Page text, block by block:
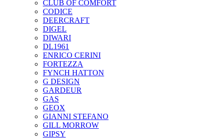
CLUB OF COMFORT
CODICE
DEERCRAFT
DIGEL
DIWARI
DL1961
ENRICO CERINI
FORTEZZA
FYNCH HATTON
G DESIGN
GARDEUR
GAS
GEOX
GIANNI STEFANO
GILL MORROW
GIPSY